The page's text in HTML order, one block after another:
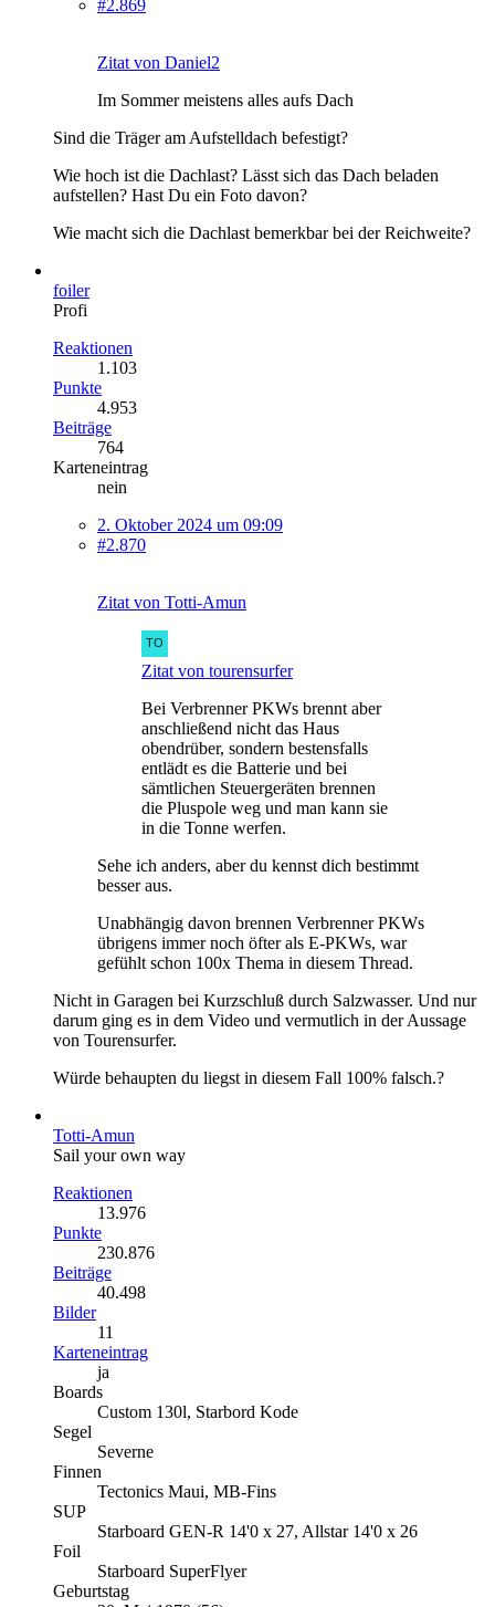
#2.869
Zitat von Daniel2
Im Sommer meistens alles aufs Dach
Sind die Träger am Aufstelldach befestigt?
Wie hoch ist die Dachlast? Lässt sich das Dach beladen
aufstellen? Hast Du ein Foto davon?
Wie macht sich die Dachlast bemerkbar bei der Reichweite?
foiler
Profi
Reaktionen
1.103
Punkte
4.953
Beiträge
764
Karteneintrag
nein
2. Oktober 2024 um 09:09
#2.870
Zitat von Totti-Amun
Zitat von tourensurfer
Bei Verbrenner PKWs brennt aber
anschließend nicht das Haus
obendrüber, sondern bestensfalls
entlädt es die Batterie und bei
sämtlichen Steuergeräten brennen
die Pluspole weg und man kann sie
in die Tonne werfen.
Sehe ich anders, aber du kennst dich bestimmt
besser aus.
Unabhängig davon brennen Verbrenner PKWs
übrigens immer noch öfter als E-PKWs, war
gefühlt schon 100x Thema in diesem Thread.
Nicht in Garagen bei Kurzschluß durch Salzwasser. Und nur
darum ging es in dem Video und vermutlich in der Aussage
von Tourensurfer.
Würde behaupten du liegst in diesem Fall 100% falsch.?
Totti-Amun
Sail your own way
Reaktionen
13.976
Punkte
230.876
Beiträge
40.498
Bilder
11
Karteneintrag
ja
Boards
Custom 130l, Starbord Kode
Segel
Severne
Finnen
Tectonics Maui, MB-Fins
SUP
Starboard GEN-R 14'0 x 27, Allstar 14'0 x 26
Foil
Starboard SuperFlyer
Geburtstag